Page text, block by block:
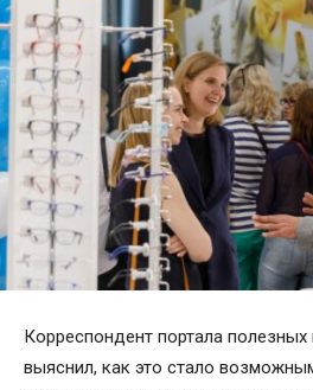
Корреспондент портала
выяснил, как это стало